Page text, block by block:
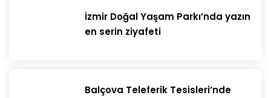
İzmir Doğal Yaşam Parkı’nda yazın
en serin ziyafeti
​Balçova Teleferik Tesisleri’nde